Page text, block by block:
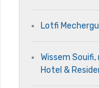
Lotfi
Wissem
Hotel &